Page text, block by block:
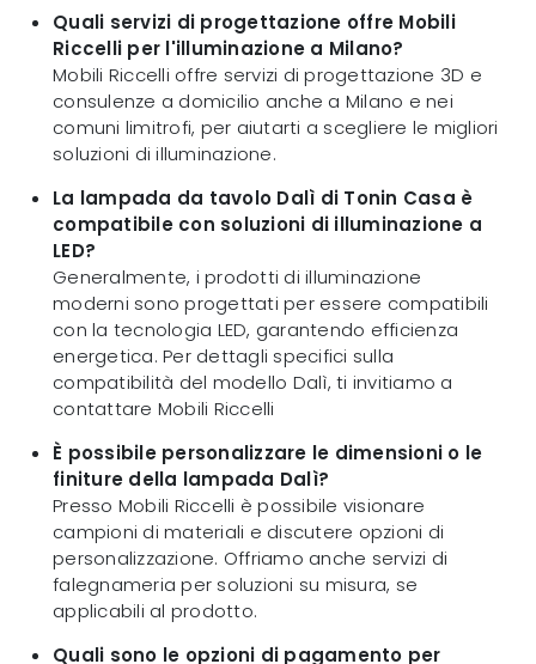
Quali servizi di progettazione offre Mobili
Riccelli per l'illuminazione a Milano?
Mobili Riccelli offre servizi di progettazione 3D e
consulenze a domicilio anche a Milano e nei
comuni limitrofi, per aiutarti a scegliere le migliori
soluzioni di illuminazione.
La lampada da tavolo Dalì di Tonin Casa è
compatibile con soluzioni di illuminazione a
LED?
Generalmente, i prodotti di illuminazione
moderni sono progettati per essere compatibili
con la tecnologia LED, garantendo efficienza
energetica. Per dettagli specifici sulla
compatibilità del modello Dalì, ti invitiamo a
contattare Mobili Riccelli
È possibile personalizzare le dimensioni o le
finiture della lampada Dalì?
Presso Mobili Riccelli è possibile visionare
campioni di materiali e discutere opzioni di
personalizzazione. Offriamo anche servizi di
falegnameria per soluzioni su misura, se
applicabili al prodotto.
Quali sono le opzioni di pagamento per